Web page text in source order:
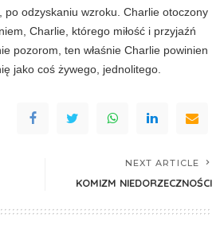
po odzyskaniu wzroku. Charlie otoczony
Charlie, którego miłość i przyjaźń
pozorom, ten właś­nie Charlie powinien
jako coś żywego, jednolitego.
NEXT ARTICLE
KOMIZM NIEDORZECZNOŚCI